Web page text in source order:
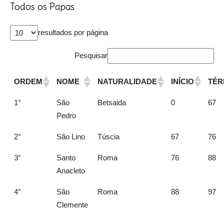
Todos os Papas
resultados por página
Pesquisar
ORDEM NOME NATURALIDADE INÍCIO
1°
São
Pedro
Betsaida 0 67
2° São Lino Túscia 67 76
3°
Santo
Anacleto
Roma 76 88
4°
São
Clemente
Roma 88 97